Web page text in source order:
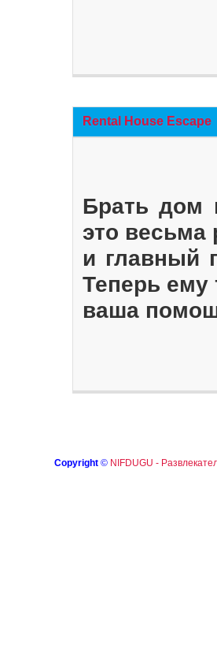
Rental House Escape
Брать дом
это весьма
и главный
Теперь ему
ваша
Copyright © NIFDUGU -